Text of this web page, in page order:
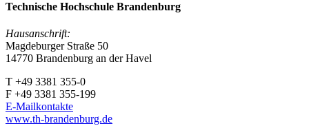
Technische Hochschule Brandenburg
Hausanschrift:
Magdeburger Straße 50
14770 Brandenburg an der Havel
T +49 3381 355-0
F +49 3381 355-199
E-Mailkontakte
www.th-brandenburg.de